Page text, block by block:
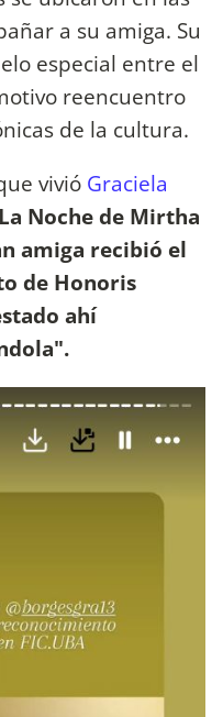
a su amiga. Su
especial entre el
reencuentro
de la cultura.
vivió Graciela
La Noche de Mirtha
amiga recibió el
de Honoris
ahí